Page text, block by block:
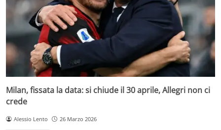
Milan, fissata la data: si chiude il 30 aprile, Allegri non ci
crede
Alessio Lento 26 Marzo 2026